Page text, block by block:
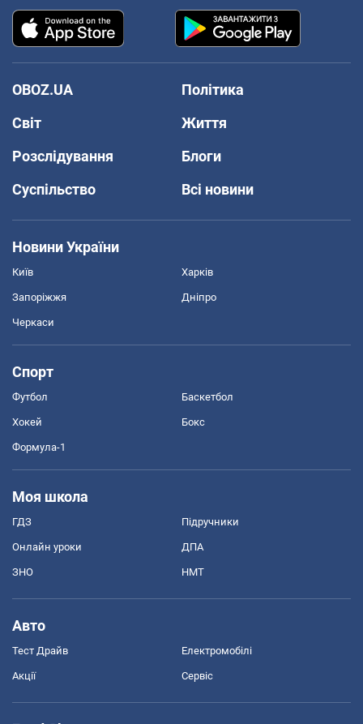
OBOZ.UA
Політика
Світ
Життя
Розслідування
Блоги
Суспільство
Всі новини
Новини України
Київ Харків
Запоріжжя Дніпро
Черкаси
Спорт
Футбол Баскетбол
Хокей Бокс
Формула-1
Моя школа
ГДЗ Підручники
Онлайн уроки ДПА
ЗНО НМТ
Авто
Тест Драйв Електромобілі
Акції Сервіс